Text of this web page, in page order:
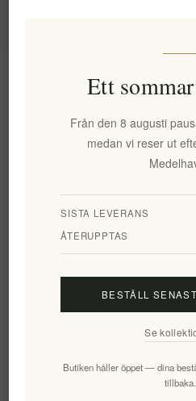
Mitt
Prenumerera Avsluta bevakning
Ett
Från den 8 augusti
medan vi reser ut
SISTA LEVERANS
ÅTERUPPTAS
BESTÄLL
Se
Butiken håller öppet — dina
tillbaka.